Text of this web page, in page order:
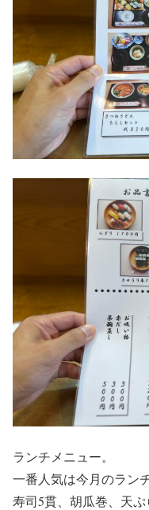
ランチメニュー。
一番人気は今月のランチ
寿司5貫、胡瓜巻、天